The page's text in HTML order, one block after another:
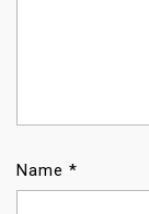
Name *